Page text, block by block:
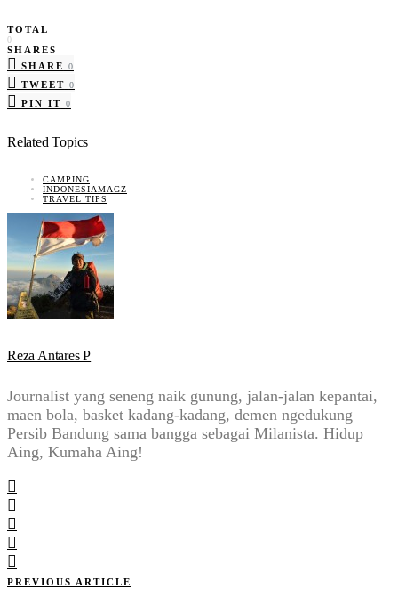
TOTAL
0
SHARES
SHARE
0
TWEET 0
PIN IT 0
Related Topics
CAMPING
INDONESIAMAGZ
TRAVEL TIPS
Reza Antares P
Journalist yang seneng naik gunung, jalan-jalan kepantai,
maen bola, basket kadang-kadang, demen ngedukung
Persib Bandung sama bangga sebagai Milanista. Hidup
Aing, Kumaha Aing!
PREVIOUS ARTICLE